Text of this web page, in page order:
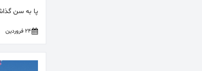
پا به سن
24 فروردین